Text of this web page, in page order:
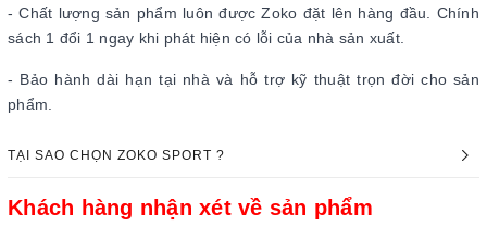
- Chất lượng sản phẩm luôn được Zoko đặt lên hàng đầu. Chính
sách 1 đổi 1 ngay khi phát hiện có lỗi của nhà sản xuất.
- Bảo hành dài hạn tại nhà và hỗ trợ kỹ thuật trọn đời cho sản
phẩm.
TẠI SAO CHỌN ZOKO SPORT ?
Khách hàng nhận xét về sản phẩm